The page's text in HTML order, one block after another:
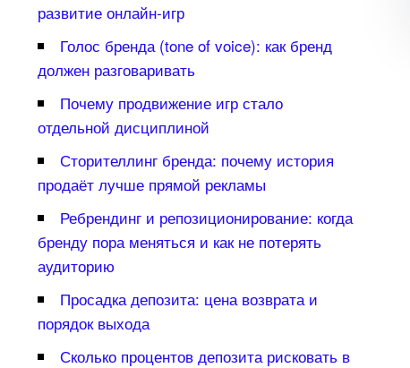
развитие онлайн-игр
Голос бренда (tone of voice): как бренд
должен разговаривать
Почему продвижение игр стало
отдельной дисциплиной
Сторителлинг бренда: почему история
продаёт лучше прямой рекламы
Ребрендинг и репозиционирование: когда
ренду пора меняться и как не потерять
аудиторию
Просадка депозита: цена возврата и
порядок выхода
Сколько процентов депозита рисковать